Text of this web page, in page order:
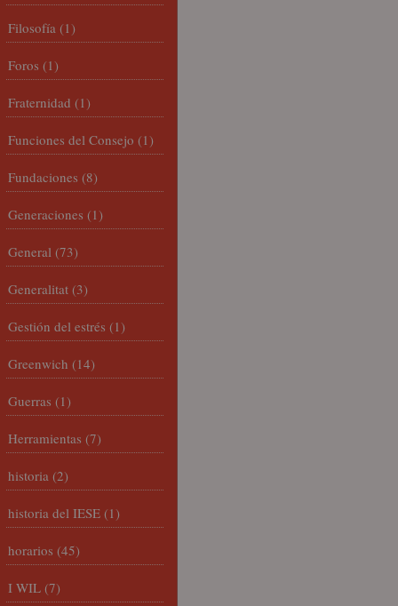
Filosofía (1)
Foros (1)
Fraternidad (1)
Funciones del Consejo (1)
Fundaciones (8)
Generaciones (1)
General (73)
Generalitat (3)
Gestión del estrés (1)
Greenwich (14)
Guerras (1)
Herramientas (7)
historia (2)
historia del IESE (1)
horarios (45)
I WIL (7)